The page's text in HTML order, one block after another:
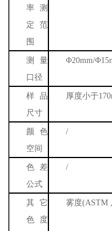
率测
定范
围
测量
口径
Φ20mm/Φ
样品
尺寸
厚度小于
颜色
空间
/
色差
公式
/
其它
色度
雾度(ASTM